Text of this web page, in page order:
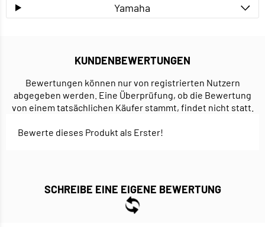
Yamaha
KUNDENBEWERTUNGEN
Bewertungen können nur von registrierten Nutzern
abgegeben werden. Eine Überprüfung, ob die Bewertung
von einem tatsächlichen Käufer stammt, findet nicht statt.
Bewerte dieses Produkt als Erster!
SCHREIBE EINE EIGENE BEWERTUNG